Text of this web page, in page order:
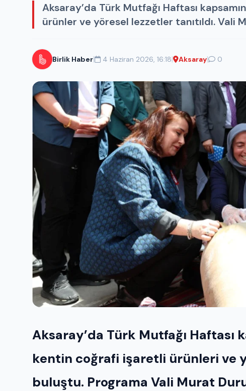
Aksaray’da Türk Mutfağı Haftası
ürünler ve yöresel lezzetler tanıtıldı. Vali
Birlik Haber| 4 Haziran 2026, 16:18| Aksaray| 0
Aksaray’da Türk Mutfağı
kentin coğrafi işaretli ürünleri ve
buluştu. Programa Vali Murat